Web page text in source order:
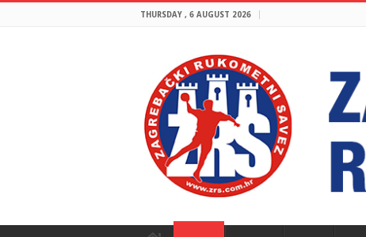
THURSDAY , 6 AUGUST 2026